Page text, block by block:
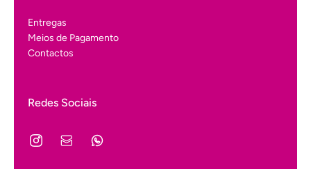
Entregas
Meios de Pagamento
Contactos
Redes Sociais